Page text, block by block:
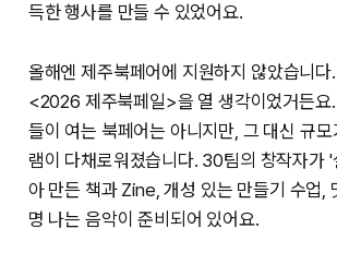
득한 행사를 만들 수 있었어요.
올해엔 제주북페어에 지원하지 않았습니다
<2026 제주북페일>을 열 생각이었거든요
들이 여는 북페어는 아니지만, 그 대신 규
램이 다채로워졌습니다. 30팀의 창작자가
아 만든 책과 Zine, 개성 있는 만들기 수업,
명 나는 음악이 준비되어 있어요.